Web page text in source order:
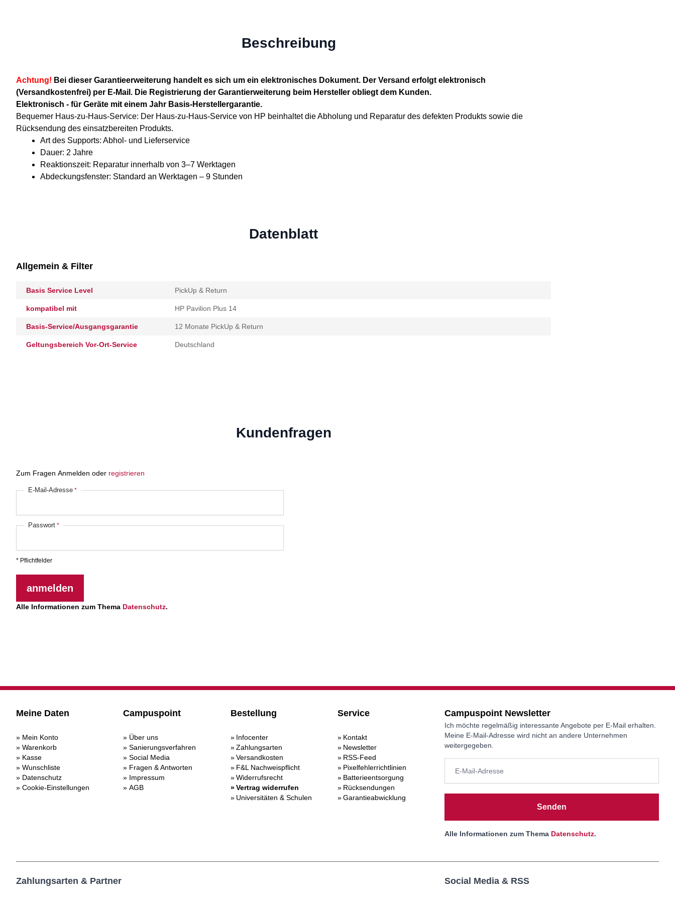
Beschreibung
Achtung! Bei dieser Garantieerweiterung handelt es sich um ein elektronisches Dokument. Der Versand erfolgt elektronisch
(Versandkostenfrei) per E-Mail. Die Registrierung der Garantierweiterung beim Hersteller obliegt dem Kunden.
Elektronisch - für Geräte mit einem Jahr Basis-Herstellergarantie.
Bequemer Haus-zu-Haus-Service: Der Haus-zu-Haus-Service von HP beinhaltet die Abholung und Reparatur des defekten Produkts sowie die
Rücksendung des einsatzbereiten Produkts.
Art des Supports: Abhol- und Lieferservice
Dauer: 2 Jahre
Reaktionszeit: Reparatur innerhalb von 3–7 Werktagen
Abdeckungsfenster: Standard an Werktagen – 9 Stunden
Datenblatt
Allgemein & Filter
Basis Service Level PickUp & Return
kompatibel mit HP Pavilion Plus 14
Basis-Service/Ausgangsgarantie 12 Monate PickUp & Return
Geltungsbereich Vor-Ort-Service Deutschland
Kundenfragen
Zum Fragen Anmelden oder registrieren
E-Mail-Adresse
Passwort
* Pflichtfelder
anmelden
Alle Informationen zum Thema Datenschutz.
Meine Daten
Mein Konto
Warenkorb
Kasse
Wunschliste
Datenschutz
Cookie-Einstellungen
Campuspoint
Über uns
Sanierungsverfahren
Social Media
Fragen & Antworten
Impressum
AGB
Bestellung
Infocenter
Zahlungsarten
Versandkosten
F&L Nachweispflicht
Widerrufsrecht
Vertrag widerrufen
Universitäten & Schulen
Service
Kontakt
Newsletter
RSS-Feed
Pixelfehlerrichtlinien
Batterieentsorgung
Rücksendungen
Garantieabwicklung
Campuspoint Newsletter
Ich möchte regelmäßig interessante Angebote per E-Mail erhalten.
Meine E-Mail-Adresse wird nicht an andere Unternehmen
weitergegeben.
Senden
Alle Informationen zum Thema Datenschutz.
Zahlungsarten & Partner Social Media & RSS